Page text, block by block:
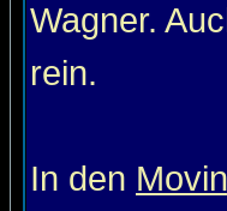
Wagner.
rein.
In den